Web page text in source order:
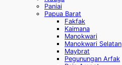
Paniai
Papua Barat
Fakfak
Kaimana
Manokwari
Manokwari Selatan
Maybrat
Pegunungan Arfak